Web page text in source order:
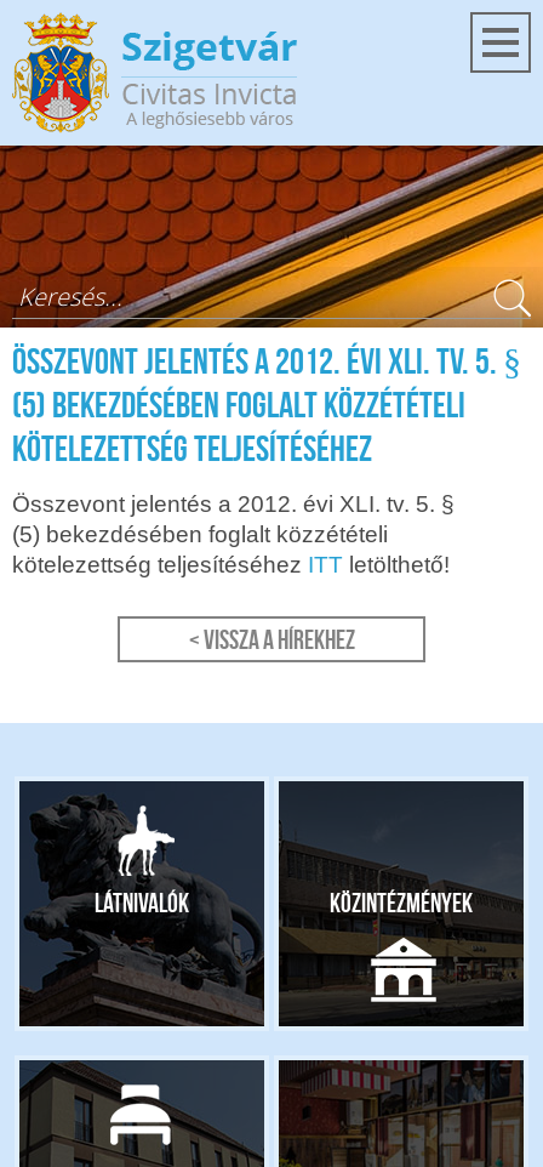
Ugrás a tartalomra
Keresés űrlap
Összevont jelentés a 2012. évi XLI. tv. 5. §
(5) bekezdésében foglalt közzétételi
kötelezettség teljesítéséhez
Összevont jelentés a 2012. évi XLI. tv. 5. §
(5) bekezdésében foglalt közzétételi
kötelezettség teljesítéséhez ITT letölthető!
< Vissza a hírekhez
Látnivalók Közintézmények